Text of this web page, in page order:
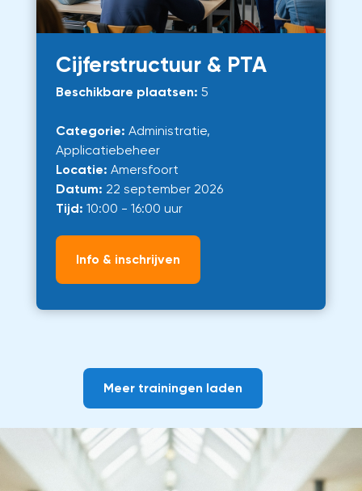
Cijferstructuur & PTA
Beschikbare plaatsen: 5
Categorie: Administratie,
Applicatiebeheer
Locatie: Amersfoort
Datum: 22 september 2026
Tijd: 10:00 - 16:00 uur
Info & inschrijven
Meer trainingen laden